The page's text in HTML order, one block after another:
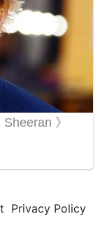
Privacy Policy